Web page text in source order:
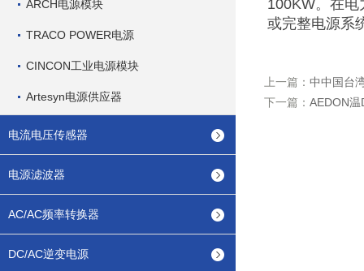
ARCH电源模块
TRACO POWER电源
CINCON工业电源模块
Artesyn电源供应器
电流电压传感器
电源滤波器
AC/AC频率转换器
DC/AC逆变电源
100KW。在
或完整电源系
上一篇： 中中国台
下一篇： AEDON